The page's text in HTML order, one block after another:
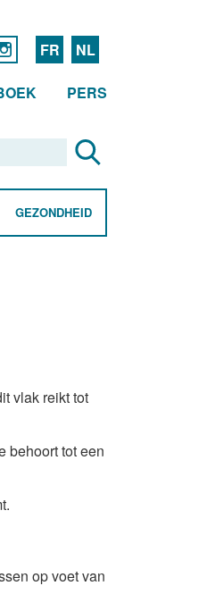
FR NL
PERS
GEZONDHEID
vlak reikt tot
behoort tot een
op voet van